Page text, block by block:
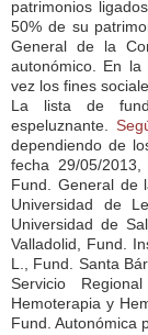
patrimonios
50% de su
General de la
autonómico. En
vez los fines
La lista de
espeluznante.
dependiendo de
fecha 29/05/
Fund. General de
Universidad de
Universidad de
Valladolid, Fund.
L., Fund. Santa
Servicio
Hemoterapia y
Fund. Autonómica